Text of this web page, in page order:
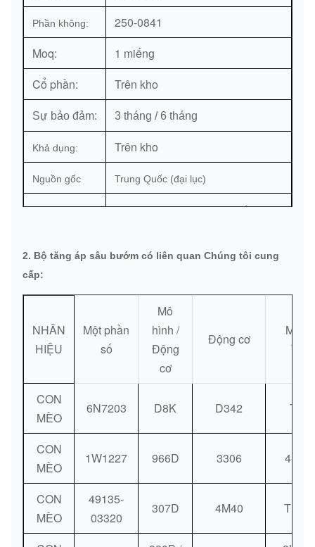
Phần không:
250-0841
Moq:
1 miếng
Cổ phần:
Trên kho
Sự bảo đảm: 3 tháng / 6 tháng
Khả dụng: Trên kho
Nguồn gốc Trung Quốc (đại lục)
Hải cảng: Quảng Châu hoặc theo yêu cầu
Phương thức
giao hàng:
chuyển hàng không / Vận chuyển
thanh toán:
Ngân hàng / Western Union / Paypal
2. Bộ tăng áp sâu bướm có liên quan Chúng tôi cung
cấp:
NHÃN
HIỆU
Một phần
số
Mô
hình /
Động
cơ
Động cơ
Mô
CON
MÈO
6N7203 D8K D342
CON
MÈO
1W1227 966D 3306 4LF-
CON
MÈO
49135-
03320
307D 4M40